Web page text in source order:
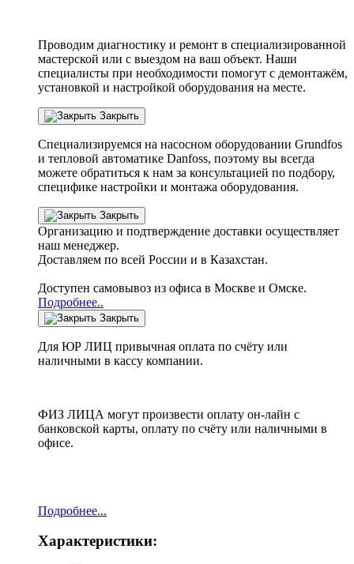
Проводим диагностику и ремонт в специализированной
мастерской или с выездом на ваш объект. Наши
специалисты при необходимости помогут с демонтажём,
установкой и настройкой оборудования на месте.
Закрыть
Специализируемся на насосном оборудовании Grundfos
и тепловой автоматике Danfoss, поэтому вы всегда
можете обратиться к нам за консультацией по подбору,
специфике настройки и монтажа оборудования.
Закрыть
Организацию и подтверждение доставки осуществляет
наш менеджер.
Доставляем по всей России и в Казахстан.
Доступен самовывоз из офиса в Москве и Омске.
Подробнее..
Закрыть
Для ЮР ЛИЦ привычная оплата по счёту или
наличными в кассу компании.
ФИЗ ЛИЦА могут произвести оплату он-лайн с
банковской карты, оплату по счёту или наличными в
офисе.
Подробнее...
Характеристики: